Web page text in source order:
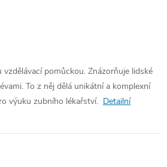
pomůckou. Znázorňuje lidské
To z něj dělá unikátní a komplexní
výuku zubního lékařství. Detailní